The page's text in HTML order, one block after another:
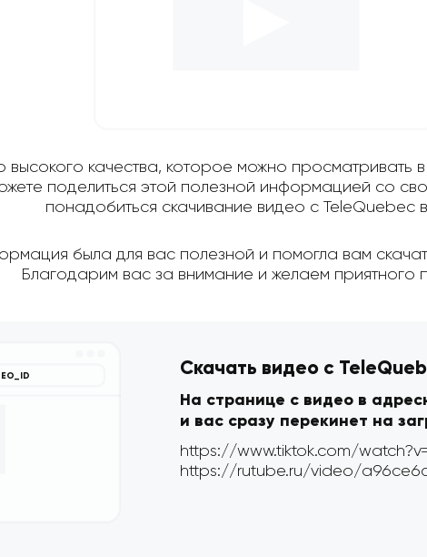
высокого качества, которое можно
поделиться этой полезной информацией со
понадобиться скачивание видео с TeleQuebec
была для вас полезной и помогла вам
Благодарим вас за внимание и желаем приятного
Скачать видео с
На странице с видео в
и вас сразу перекинет на